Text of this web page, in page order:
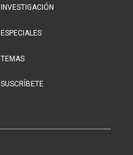
INVESTIGACIÓN
ESPECIALES
TEMAS
SUSCRÍBETE